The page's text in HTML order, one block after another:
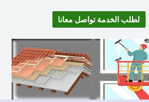
لطلب الخدمة تواصل معانا